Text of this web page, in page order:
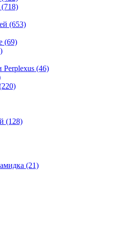
(718)
(653)
(69)
Perplexus (46)
(128)
(21)